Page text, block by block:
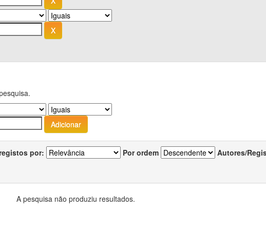
por: Por ordem Autores/
A pesquisa não produziu resultados.